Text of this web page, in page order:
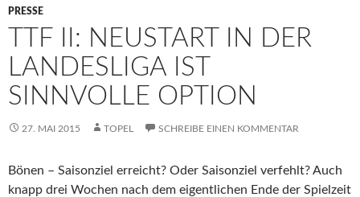
PRESSE
TTF II: NEUSTART IN DER
LANDESLIGA IST
SINNVOLLE OPTION
27. MAI 2015 TOPEL SCHREIBE EINEN KOMMENTAR
Bönen – Saisonziel erreicht? Oder Saisonziel verfehlt? Auch
knapp drei Wochen nach dem eigentlichen Ende der Spielzeit